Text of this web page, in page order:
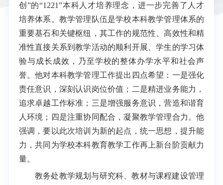
创”的“1221”本科人才培养理念，进一步完善了人才
培养体系。教学管理队伍是学校本科教学管理体系的
重要基石和关键枢纽，其工作的规范性、高效性和精
准性直接关系到教学活动的顺利开展、学生的学习体
验与成长成效，乃至学校的整体办学水平和社会声
誉。他对本科教学管理工作提出四点希望：一是强化
责任意识，深刻认识岗位价值；二是精进业务能力，
追求卓越工作标准；三是增强服务意识，营造和谐育
人环境；四是注重协同配合，凝聚教学管理合力。他
强调，要以此次培训为新的起点，统一思想，提升能
力，共同为学校本科教育教学工作再上新台阶贡献力
量。
教务处教学规划与研究科、教材与课程建设管理